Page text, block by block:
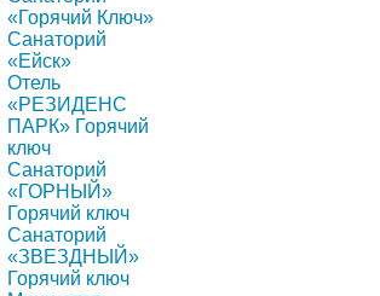
«Горячий Ключ»
Санаторий
«Ейск»
Отель
«РЕЗИДЕНС
ПАРК» Горячий
ключ
Санаторий
«ГОРНЫЙ»
Горячий ключ
Санаторий
«ЗВЕЗДНЫЙ»
Горячий ключ